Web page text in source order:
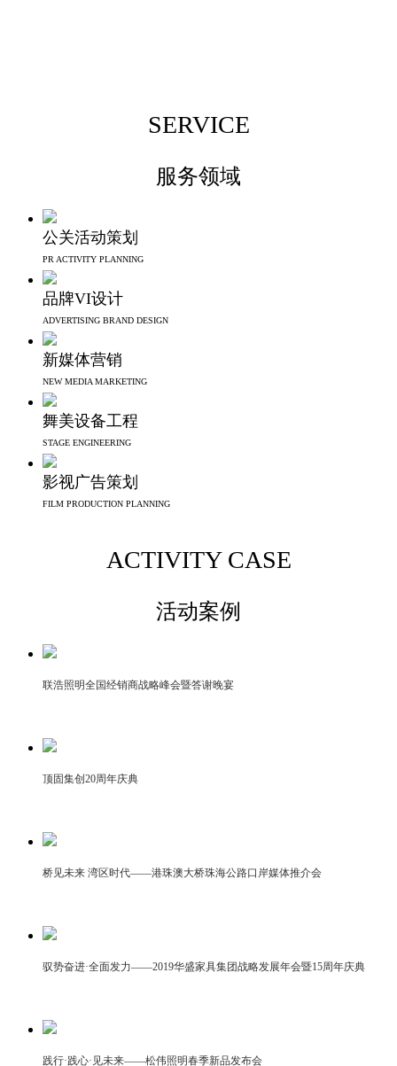
SERVICE
服务领域
公关活动策划
PR ACTIVITY PLANNING
品牌VI设计
ADVERTISING BRAND DESIGN
新媒体营销
NEW MEDIA MARKETING
舞美设备工程
STAGE ENGINEERING
影视广告策划
FILM PRODUCTION PLANNING
ACTIVITY CASE
活动案例
联浩照明全国经销商战略峰会暨答谢晚宴
顶固集创20周年庆典
桥见未来 湾区时代——港珠澳大桥珠海公路口岸媒体推介会
驭势奋进·全面发力——2019华盛家具集团战略发展年会暨15周年庆典
践行·践心·见未来——松伟照明春季新品发布会